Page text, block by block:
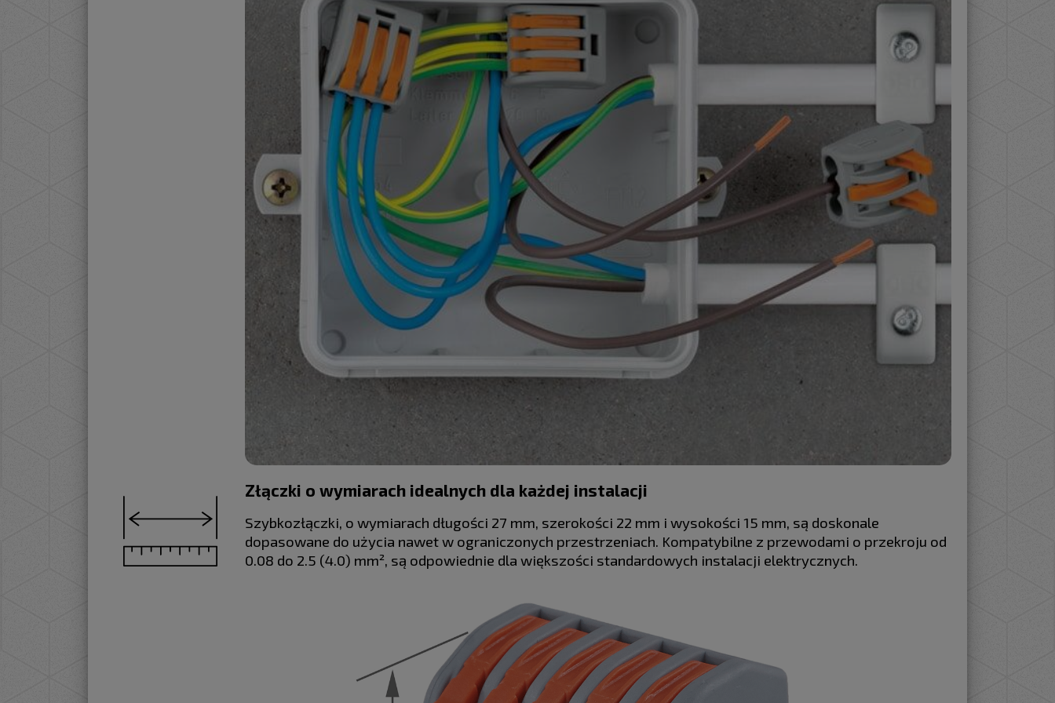
Złączki o wymiarach idealnych dla każdej instalacji
Szybkozłączki, o wymiarach długości 27 mm, szerokości 22 mm i wysokości 15 mm, są doskonale
dopasowane do użycia nawet w ograniczonych przestrzeniach. Kompatybilne z przewodami o przekroju od
0.08 do 2.5 (4.0) mm², są odpowiednie dla większości standardowych instalacji elektrycznych.